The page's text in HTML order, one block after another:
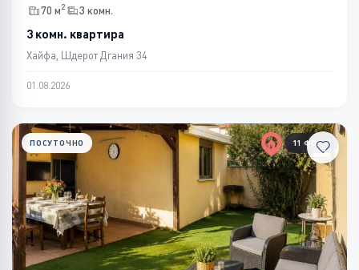
70 м2 3 комн.
3 комн. квартира
Хайфа, Шдерот Дгания 34
01.08.2026
11 ФОТО
ПОСУТОЧНО